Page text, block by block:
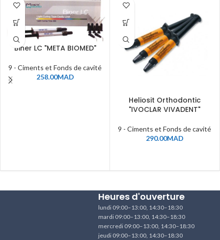
Biner LC "META BIOMED"
9 - Ciments et Fonds de cavité
258.00MAD
Heliosit Orthodontic
"IVOCLAR VIVADENT"
9 - Ciments et Fonds de cavité
290.00MAD
Heures d'ouverture
lundi 09:00–13:00, 14:30–18:30
mardi 09:00–13:00, 14:30–18:30
mercredi 09:00–13:00, 14:30–18:30
jeudi 09:00–13:00, 14:30–18:30